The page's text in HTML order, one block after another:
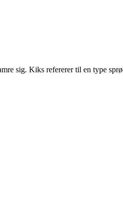
sig. Kiks refererer til en type